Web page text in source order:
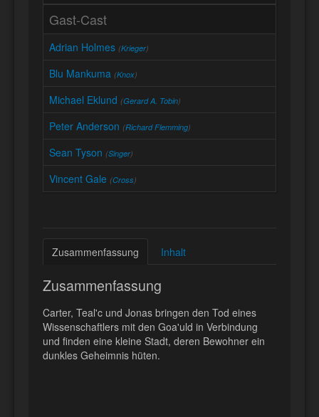
Gast-Cast
Adrian Holmes (Krieger)
Blu Mankuma (Knox)
Michael Eklund (Gerard A. Tobin)
Peter Anderson (Richard Flemming)
Sean Tyson (Singer)
Vincent Gale (Cross)
Zusammenfassung Inhalt
Zusammenfassung
Carter, Teal'c und Jonas bringen den Tod eines
Wissenschaftlers mit den Goa'uld in Verbindung
und finden eine kleine Stadt, deren Bewohner ein
dunkles Geheimnis hüten.